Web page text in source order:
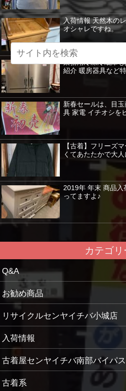
入荷情報 天然木の
オシャレですね。
業務用冷凍冷蔵庫
紹介 暖房器具など特
新春セールは、目
具 家電 イチオシを
【古着】フリーズ
くてあたたかで大
2019年 年末 商品入
ってますよ♪
カテゴリ
Q&A
お勧め商品
リサイクルセンヤイチバ小城店
入荷情報
古着屋センヤイチバ南部バイパ
古着系